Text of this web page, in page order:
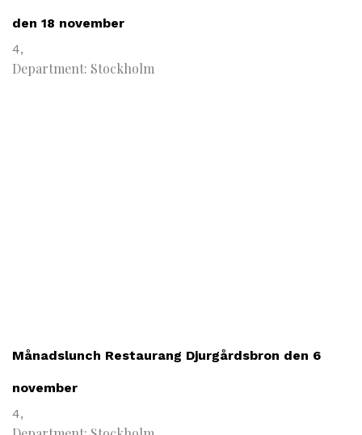
den 18 november
4,
Department: Stockholm
Månadslunch Restaurang Djurgårdsbron den 6
november
4,